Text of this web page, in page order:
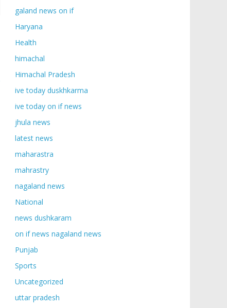
galand news on if
Haryana
Health
himachal
Himachal Pradesh
ive today duskhkarma
ive today on if news
jhula news
latest news
maharastra
mahrastry
nagaland news
National
news dushkaram
on if news nagaland news
Punjab
Sports
Uncategorized
uttar pradesh